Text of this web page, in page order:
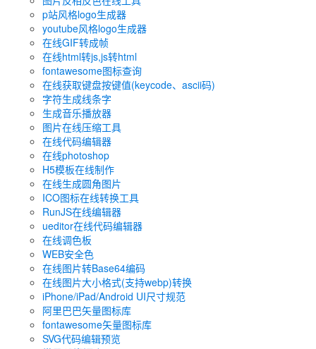
p站风格logo生成器
youtube风格logo生成器
在线GIF转成帧
在线html转js,js转html
fontawesome图标查询
在线获取键盘按键值(keycode、ascii码)
字符生成线条字
生成音乐播放器
图片在线压缩工具
在线代码编辑器
在线photoshop
H5模板在线制作
在线生成圆角图片
ICO图标在线转换工具
RunJS在线编辑器
ueditor在线代码编辑器
在线调色板
WEB安全色
在线图片转Base64编码
在线图片大小格式(支持webp)转换
iPhone/iPad/Android UI尺寸规范
阿里巴巴矢量图标库
fontawesome矢量图标库
SVG代码编辑预览